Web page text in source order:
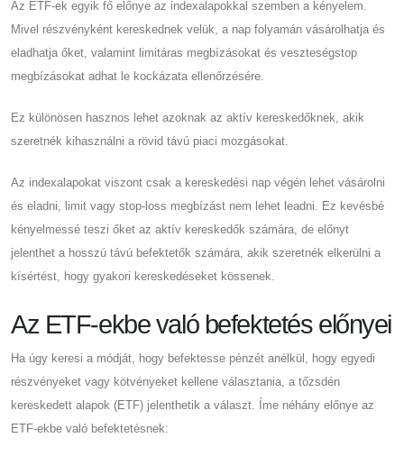
Az ETF-ek egyik fő előnye az indexalapokkal szemben a kényelem.
Mivel részvényként kereskednek velük, a nap folyamán vásárolhatja és
eladhatja őket, valamint limitáras megbízásokat és veszteségstop
megbízásokat adhat le kockázata ellenőrzésére.
Ez különösen hasznos lehet azoknak az aktív kereskedőknek, akik
szeretnék kihasználni a rövid távú piaci mozgásokat.
Az indexalapokat viszont csak a kereskedési nap végén lehet vásárolni
és eladni, limit vagy stop-loss megbízást nem lehet leadni. Ez kevésbé
kényelmessé teszi őket az aktív kereskedők számára, de előnyt
jelenthet a hosszú távú befektetők számára, akik szeretnék elkerülni a
kísértést, hogy gyakori kereskedéseket kössenek.
Az ETF-ekbe való befektetés előnyei
Ha úgy keresi a módját, hogy befektesse pénzét anélkül, hogy egyedi
részvényeket vagy kötvényeket kellene választania, a tőzsdén
kereskedett alapok (ETF) jelenthetik a választ. Íme néhány előnye az
ETF-ekbe való befektetésnek: